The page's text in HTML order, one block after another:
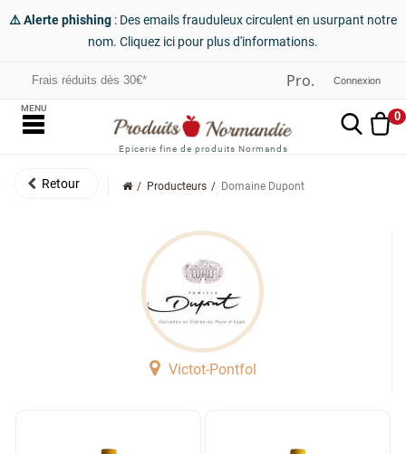
⚠️ Alerte phishing : Des emails frauduleux circulent en usurpant notre
nom. Cliquez ici pour plus d'informations.
Frais réduits dès 30€* Connexion
Epicerie fine de produits Normands
0
MENU
Producteurs Domaine Dupont
Victot-Pontfol